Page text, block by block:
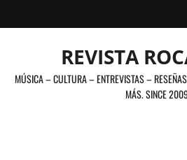
al
REVISTA
MÚSICA – CULTURA – ENTREVISTAS –
MÁS. SINCE